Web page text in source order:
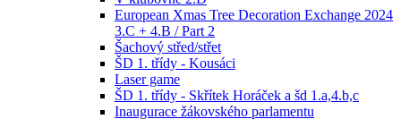
European Xmas Tree Decoration Exchange 2024
3.C + 4.B / Part 2
Šachový střed/střet
ŠD 1. třídy - Kousáci
Laser game
ŠD 1. třídy - Skřítek Horáček a šd 1.a,4.b,c
Inaugurace žákovského parlamentu